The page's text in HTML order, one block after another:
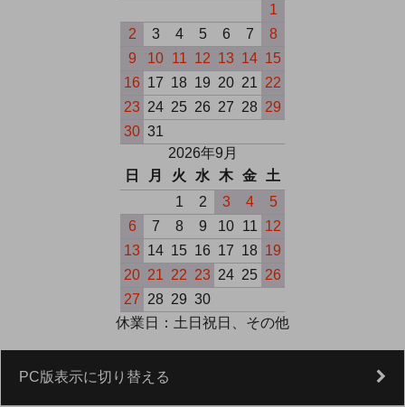
1
2
3 4 5 6 7
8
9
10 11 12 13 14 15
16 17 18 19 20 21 22
23 24 25 26 27 28 29
30 31
2026年9月
日
月 火 水 木 金
土
1
2 3 4
5
6
7 8 9 10 11 12
13 14 15 16 17 18 19
20 21 22 23 24 25 26
27 28 29 30
休業日：土日祝日、その他
PC版表示に切り替える